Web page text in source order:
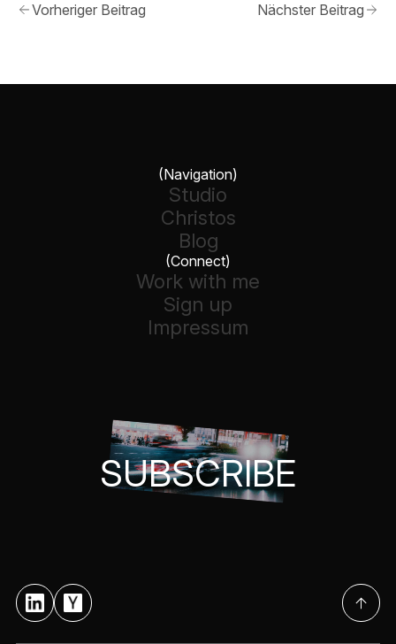
Vorheriger Beitrag Nächster Beitrag
(Navigation)
Studio
Christos
Blog
(Connect)
Work with me
Sign up
Impressum
SUBSCRIBE